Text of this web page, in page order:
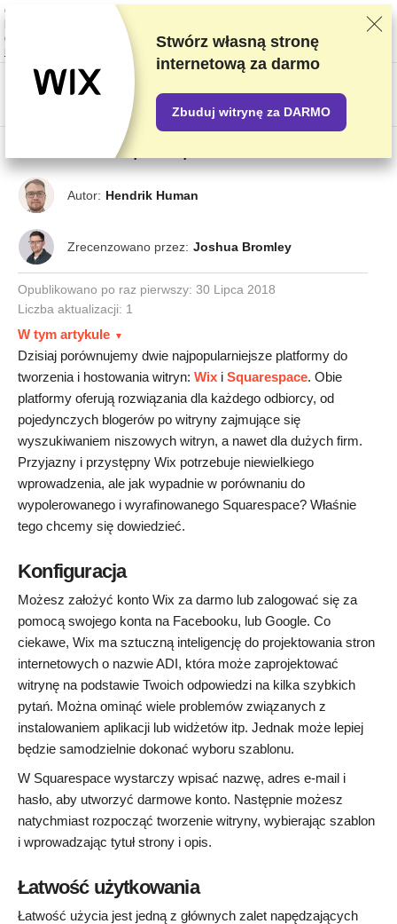
Oceniamy dostawców w oparciu o rygorystyczne testy i badania, ale także
bierzemy pod uwagę opinie użytkowników i nasze umowy handlowe z
dostawcami. Ta strona zawiera linki partnerskie.Oświadczenie dotyczące
reklam
US$
Wix kontra Squarespace
Autor: Hendrik Human
Zrecenzowano przez: Joshua Bromley
Opublikowano po raz pierwszy: 30 Lipca 2018
Liczba aktualizacji: 1
W tym artykule
Dzisiaj porównujemy dwie najpopularniejsze platformy do
tworzenia i hostowania witryn: Wix i Squarespace. Obie
platformy oferują rozwiązania dla każdego odbiorcy, od
pojedynczych blogerów po witryny zajmujące się
wyszukiwaniem niszowych witryn, a nawet dla dużych firm.
Przyjazny i przystępny Wix potrzebuje niewielkiego
wprowadzenia, ale jak wypadnie w porównaniu do
wypolerowanego i wyrafinowanego Squarespace? Właśnie
tego chcemy się dowiedzieć.
Konfiguracja
Możesz założyć konto Wix za darmo lub zalogować się za
pomocą swojego konta na Facebooku, lub Google. Co
ciekawe, Wix ma sztuczną inteligencję do projektowania stron
internetowych o nazwie ADI, która może zaprojektować
witrynę na podstawie Twoich odpowiedzi na kilka szybkich
pytań. Można ominąć wiele problemów związanych z
instalowaniem aplikacji lub widżetów itp. Jednak może lepiej
będzie samodzielnie dokonać wyboru szablonu.
W Squarespace wystarczy wpisać nazwę, adres e-mail i
hasło, aby utworzyć darmowe konto. Następnie możesz
natychmiast rozpocząć tworzenie witryny, wybierając szablon
i wprowadzając tytuł strony i opis.
Łatwość użytkowania
Łatwość użycia jest jedną z głównych zalet napędzających
Stwórz własną stronę
internetową za darmo
Zbuduj witrynę za DARMO